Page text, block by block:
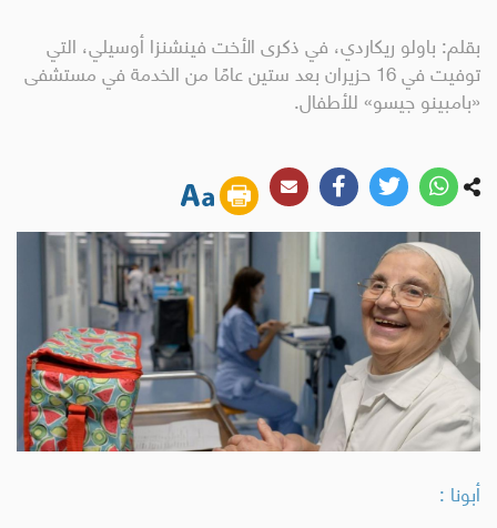
بقلم: باولو ريكاردي، في ذكرى الأخت فينشنزا أوسيلي، التي
توفيت في 16 حزيران بعد ستين عامًا من الخدمة في مستشفى
«بامبينو جيسو» للأطفال.
أبونا :